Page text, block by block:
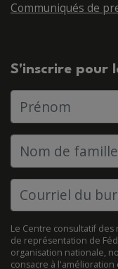
Communiqués de
S'inscrire pour
Prénom
Nom de famille
Le Centre consultatif des
de représentation de
organisation nationale,
consacre à l'amélioration